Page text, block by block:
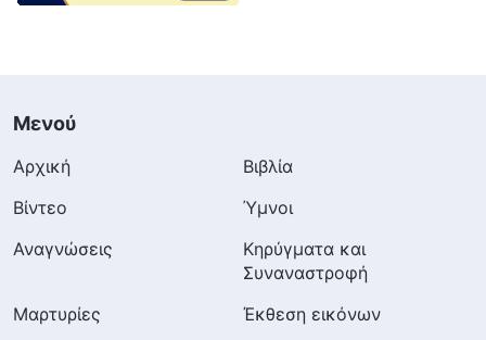
Μενού
Αρχική
Βιβλία
Βίντεο
Ύμνοι
Αναγνώσεις
Κηρύγματα και
Συναναστροφή
Μαρτυρίες
Έκθεση εικόνων